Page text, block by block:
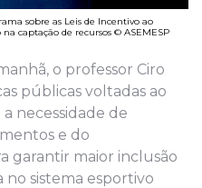
sobre as Leis de Incentivo ao
captação de recursos © ASEMESP
o professor Ciro
públicas voltadas ao
necessidade de
e do
garantir maior inclusão
no sistema esportivo